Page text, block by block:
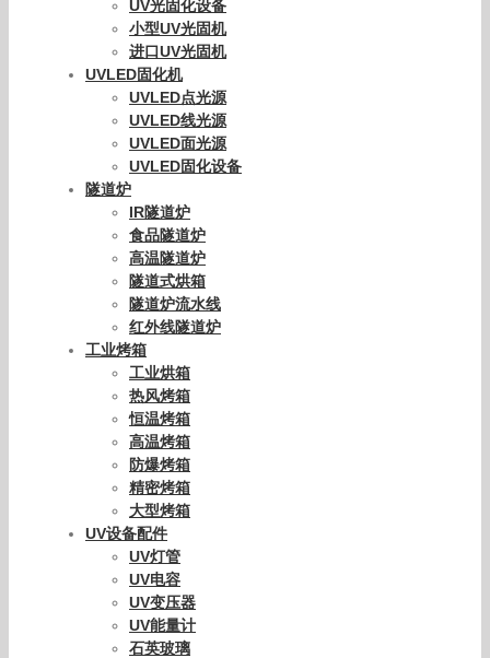
UV光固化设备
小型UV光固机
进口UV光固机
UVLED固化机
UVLED点光源
UVLED线光源
UVLED面光源
UVLED固化设备
隧道炉
IR隧道炉
食品隧道炉
高温隧道炉
隧道式烘箱
隧道炉流水线
红外线隧道炉
工业烤箱
工业烘箱
热风烤箱
恒温烤箱
高温烤箱
防爆烤箱
精密烤箱
大型烤箱
UV设备配件
UV灯管
UV电容
UV变压器
UV能量计
石英玻璃